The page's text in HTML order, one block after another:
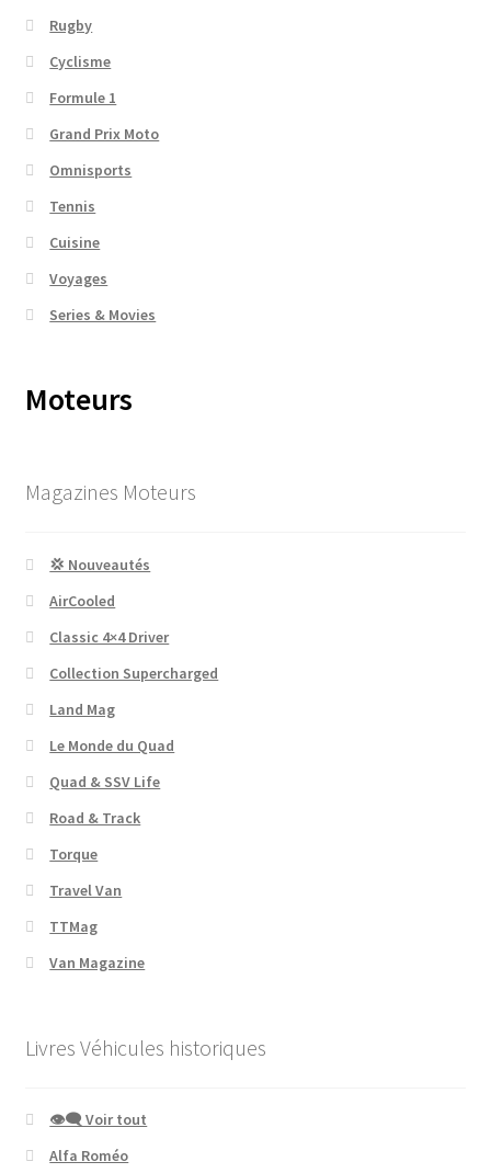
Rugby
Cyclisme
Formule 1
Grand Prix Moto
Omnisports
Tennis
Cuisine
Voyages
Series & Movies
Moteurs
Magazines Moteurs
💢 Nouveautés
AirCooled
Classic 4×4 Driver
Collection Supercharged
Land Mag
Le Monde du Quad
Quad & SSV Life
Road & Track
Torque
Travel Van
TTMag
Van Magazine
Livres Véhicules historiques
👁‍🗨 Voir tout
Alfa Roméo